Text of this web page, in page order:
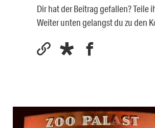
Dir hat der Beitrag gefallen? Teile
Weiter unten gelangst du zu den